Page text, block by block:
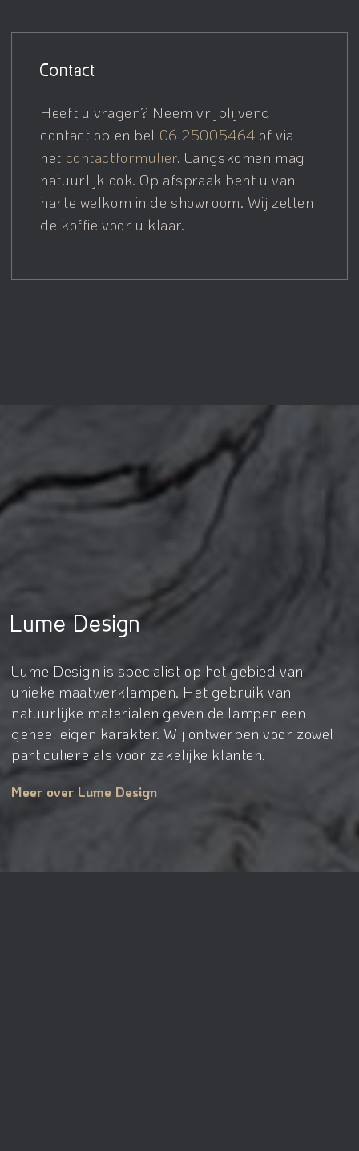
Contact
Heeft u vragen? Neem vrijblijvend
contact op en bel 06 25005464 of via
het contactformulier. Langskomen mag
natuurlijk ook. Op afspraak bent u van
harte welkom in de showroom. Wij zetten
de koffie voor u klaar.
Lume Design
Lume Design is specialist op het gebied van
unieke maatwerklampen. Het gebruik van
natuurlijke materialen geven de lampen een
geheel eigen karakter. Wij ontwerpen voor zowel
particuliere als voor zakelijke klanten.
Meer over Lume Design